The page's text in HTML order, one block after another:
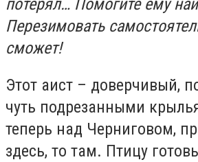
потерял… Помогите ему
Перезимовать
сможет!
Этот аист – доверчивый,
чуть подрезанными
теперь над Черниговом,
здесь, то там. Птицу